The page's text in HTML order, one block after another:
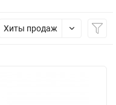
Хиты продаж